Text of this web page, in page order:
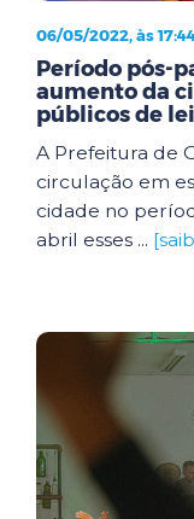
06/05/2022, às
Período pós-
aumento da
públicos de
A Prefeitura de
circulação em
cidade no
abril esses ...